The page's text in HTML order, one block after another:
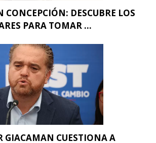
CONCEPCIÓN: DESCUBRE LOS
PARA TOMAR ...
GIACAMAN CUESTIONA A